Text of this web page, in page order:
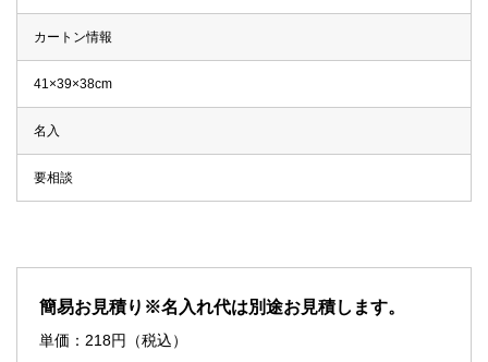
カートン情報
41×39×38cm
名入
要相談
簡易お見積り※名入れ代は別途お見積します。
単価： 218円（税込）